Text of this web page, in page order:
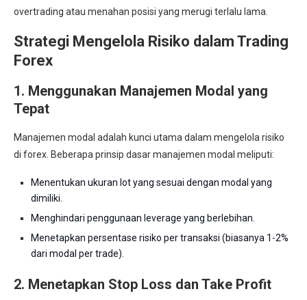
overtrading atau menahan posisi yang merugi terlalu lama.
Strategi Mengelola Risiko dalam Trading
Forex
1. Menggunakan Manajemen Modal yang
Tepat
Manajemen modal adalah kunci utama dalam mengelola risiko
di forex. Beberapa prinsip dasar manajemen modal meliputi:
Menentukan ukuran lot yang sesuai dengan modal yang
dimiliki.
Menghindari penggunaan leverage yang berlebihan.
Menetapkan persentase risiko per transaksi (biasanya 1-2%
dari modal per trade).
2. Menetapkan Stop Loss dan Take Profit